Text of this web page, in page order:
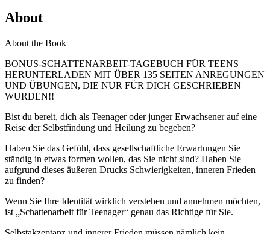
About
About the Book
BONUS-SCHATTENARBEIT-TAGEBUCH FÜR TEENS
HERUNTERLADEN MIT ÜBER 135 SEITEN ANREGUNGEN
UND ÜBUNGEN, DIE NUR FÜR DICH GESCHRIEBEN
WURDEN!!
Bist du bereit, dich als Teenager oder junger Erwachsener auf eine
Reise der Selbstfindung und Heilung zu begeben?
Haben Sie das Gefühl, dass gesellschaftliche Erwartungen Sie
ständig in etwas formen wollen, das Sie nicht sind? Haben Sie
aufgrund dieses äußeren Drucks Schwierigkeiten, inneren Frieden
zu finden?
Wenn Sie Ihre Identität wirklich verstehen und annehmen möchten,
ist „Schattenarbeit für Teenager“ genau das Richtige für Sie.